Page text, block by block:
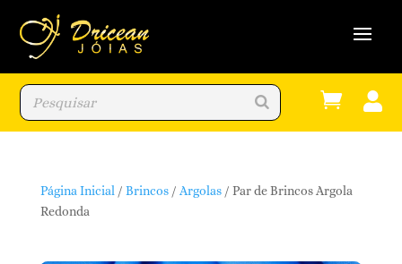
 
Página Inicial / Brincos/ Argolas/ Par de Brincos Argola
Redonda